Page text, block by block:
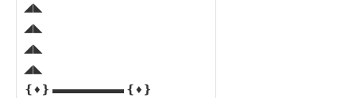
◢◣
◢◣
◢◣
◢◣
❴♦️❵ ▬▬▬▬▬▬ ❴♦️❵